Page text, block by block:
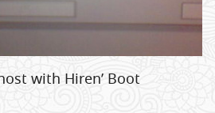
with Hiren’ Boot